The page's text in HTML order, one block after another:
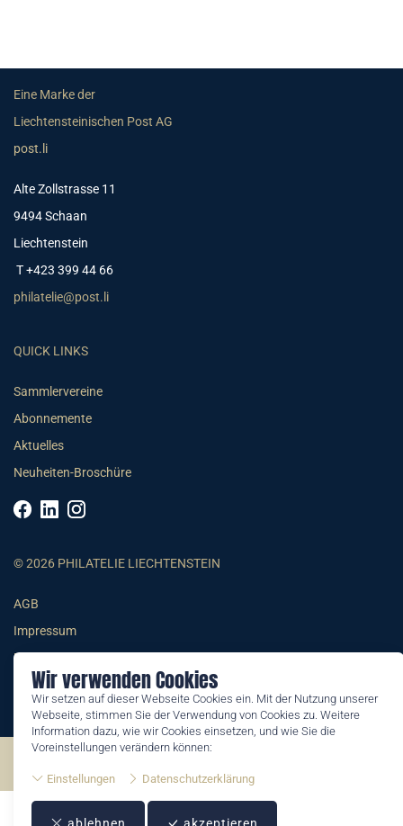
Wir verwenden Cookies
Wir setzen auf dieser Webseite Cookies ein. Mit der Nutzung unserer
Webseite, stimmen Sie der Verwendung von Cookies zu. Weitere
Information dazu, wie wir Cookies einsetzen, und wie Sie die
Voreinstellungen verändern können:
Einstellungen Datenschutzerklärung
Eine Marke der
Liechtensteinischen Post AG
post.li
Alte Zollstrasse 11
9494 Schaan
Liechtenstein
T +423 399 44 66
philatelie@post.li
QUICK LINKS
Sammlervereine
Abonnemente
Aktuelles
Neuheiten-Broschüre
© 2026 PHILATELIE LIECHTENSTEIN
AGB
Impressum
Datenschutzerklärung